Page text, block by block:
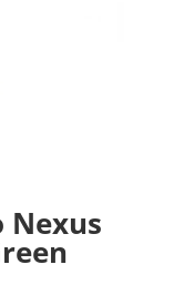
Nexus